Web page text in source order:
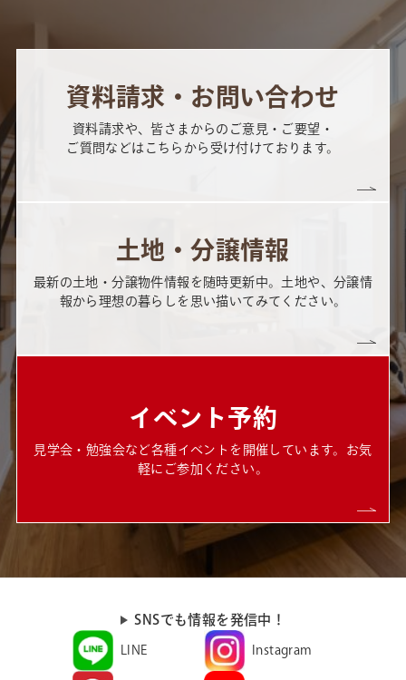
資料請求・お問い合わせ
資料請求や、皆さまからのご意見・ご要望・
ご質問などはこちらから受け付けております。
土地・分譲情報
最新の土地・分譲物件情報を随時更新中。土地や、分譲情
報から理想の暮らしを思い描いてみてください。
イベント予約
見学会・勉強会など各種イベントを開催しています。お気
軽にご参加ください。
SNSでも情報を発信中！
LINE Instagram